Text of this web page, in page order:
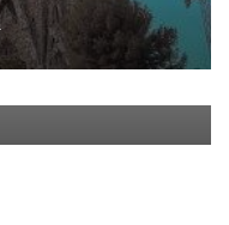
Tudo que